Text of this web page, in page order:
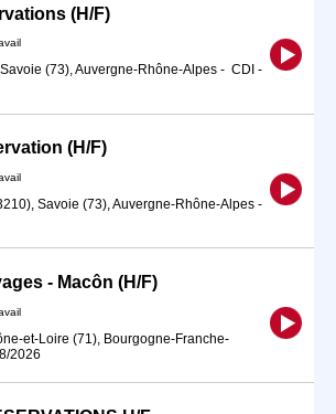
(H/F)
(73), Auvergne-Rhône-Alpes - CDI -
(H/F)
Savoie (73), Auvergne-Rhône-Alpes -
- Macôn (H/F)
et-Loire (71), Bourgogne-Franche-
2026